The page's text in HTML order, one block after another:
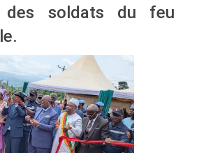
des soldats du feu